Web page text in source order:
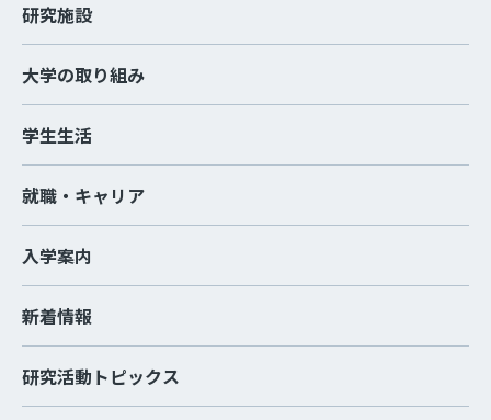
研究施設
大学の取り組み
学生生活
就職・キャリア
入学案内
新着情報
研究活動トピックス